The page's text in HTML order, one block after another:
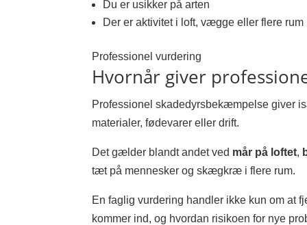
Du er usikker på arten
Der er aktivitet i loft, vægge eller flere rum
Professionel vurdering
Hvornår giver
Professionel skadedyrsbekæmpelse giver
materialer, fødevarer eller drift.
Det gælder blandt andet ved mår på loftet,
tæt på mennesker og skægkræ i flere rum.
En faglig vurdering handler ikke kun om at
kommer ind, og hvordan risikoen for nye